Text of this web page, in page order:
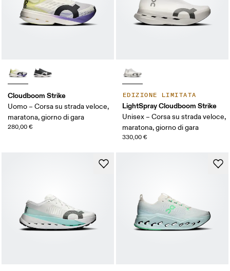
Cloudboom Strike
Uomo – Corsa su strada veloce,
maratona, giorno di gara
280,00 €
EDIZIONE LIMITATA
LightSpray Cloudboom Strike
Unisex – Corsa su strada veloce,
maratona, giorno di gara
330,00 €